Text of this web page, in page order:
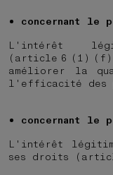
concernant le
L'intérêt
(article 6 (1)
améliorer la
l'efficacité des
concernant le
L'intérêt
ses droits